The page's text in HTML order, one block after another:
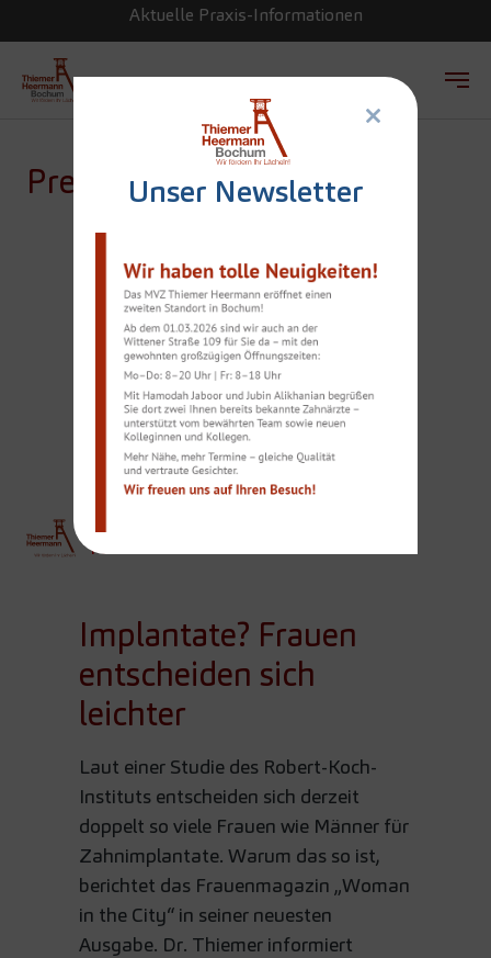
Zum Hauptinhalt springen
Aktuelle Praxis-Informationen
Unser Newsletter
×
Presse
IMPLANTATE?
FRAUEN
ENTSCHEIDEN SICH
LEICHTER
THIEMER
Team
Implantate? Frauen
entscheiden sich
leichter
Laut einer Studie des Robert-Koch-
Instituts entscheiden sich derzeit
doppelt so viele Frauen wie Männer für
Zahnimplantate. Warum das so ist,
berichtet das Frauenmagazin „Woman
in the City“ in seiner neuesten
Ausgabe. Dr. Thiemer informiert